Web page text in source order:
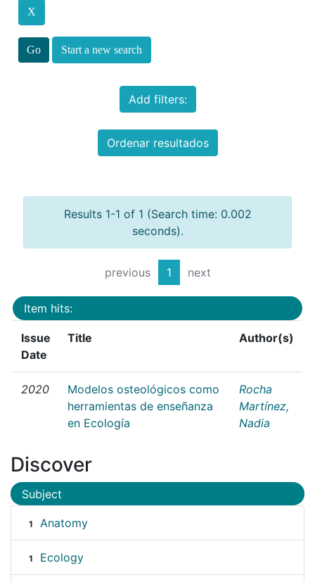
Start a new search
Add filters:
Ordenar resultados
Results 1-1 of 1 (Search time: 0.002
seconds).
previous 1 next
Item hits:
Issue
Date
Title Author(s)
2020
Modelos osteológicos como
herramientas de enseñanza
en Ecología
Rocha
Martínez,
Nadia
Discover
Subject
1 Anatomy
1 Ecology